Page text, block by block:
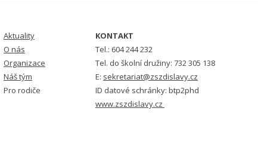
- 2026
Aktuality
O nás
Organizace
Náš tým
Pro rodiče
KONTAKT
Tel.: 604 244 232
Tel. do školní družiny: 732 305 138
E: sekretariat@zszdislavy.cz
ID datové schránky: btp2phd
www.zszdislavy.cz